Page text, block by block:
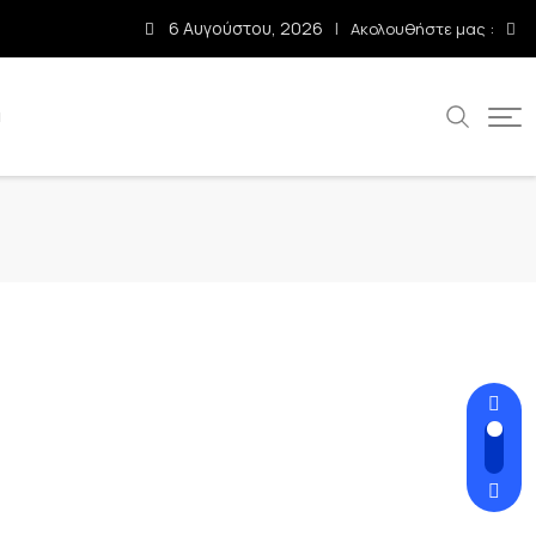
6 Αυγούστου, 2026 Ακολουθήστε μας :